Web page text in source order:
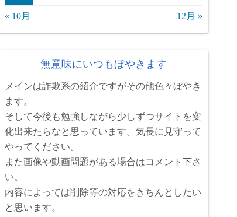
« 10月 12月 »
無意味にいつもぼやきます
メインは詐欺系の紹介ですがその他色々ぼやき
ます。
そして今後も勉強しながら少しずつサイトを変
化出来たらなと思っています。気長に見守って
やってください。
また画像や動画問題がある場合はコメント下さ
い。
内容によっては削除等の対応をきちんとしたい
と思います。